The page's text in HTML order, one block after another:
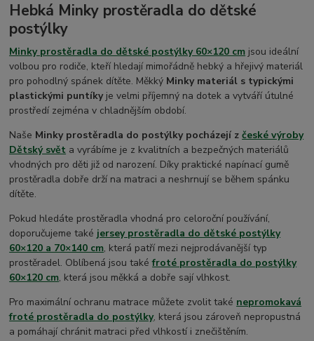
Hebká Minky prostěradla do dětské
postýlky
Minky prostěradla do dětské postýlky 60×120 cm jsou ideální
volbou pro rodiče, kteří hledají mimořádně hebký a hřejivý materiál
pro pohodlný spánek dítěte. Měkký Minky materiál s typickými
plastickými puntíkyje velmi příjemný na dotek a vytváří útulné
prostředí zejména v chladnějším období.
Naše Minky prostěradla do postýlky pocházejí zčeské výroby
Dětský svět a vyrábíme je z kvalitních a bezpečných materiálů
vhodných pro děti již od narození. Díky praktické napínací gumě
prostěradla dobře drží na matraci a neshrnují se během spánku
dítěte.
Pokud hledáte prostěradla vhodná pro celoroční používání,
doporučujeme také jersey prostěradla do dětské postýlky
60×120 a 70×140 cm, která patří mezi nejprodávanější typ
prostěradel. Oblíbená jsou takéfroté prostěradla do postýlky
60×120 cm, která jsou měkká a dobře sají vlhkost.
Pro maximální ochranu matrace můžete zvolit také nepromokavá
froté prostěradla do postýlky, která jsou zároveň nepropustná
a pomáhají chránit matraci před vlhkostí i znečištěním.